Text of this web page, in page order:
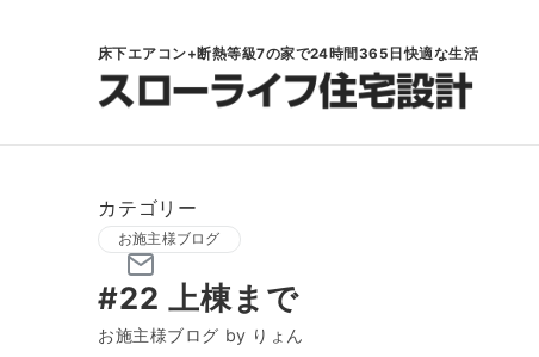
床下エアコン+断熱等級7の家で24時間365日快適な生活
カテゴリー
お施主様ブログ
#22 上棟まで
お施主様ブログ by りょん